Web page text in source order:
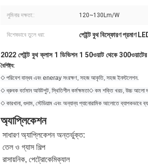
লুমিনার দক্ষতা:: 120~130Lm/W
বিশেষভাবে তুলে ধরা: পেইন্ট বুথ বিস্ফোরণ প্রমাণ
2022 পেইন্ট বুথ ক্লাস 1 ডিভিশন 1 50ওয়াট থেকে
বৈশিষ্ট্য:
◇ পরিবেশ বান্ধব এবং eneray সংরক্ষণ, সহজ আকৃতি, সহজ ইনস্টলেশন.
◇ ধ্রুবক বর্তমান আউটপুট, স্থিতিশীল কর্মক্ষমতা◇ কম শক্তি খরচ, উচ্চ আলো
◇ কারখানা, গুদাম, স্টেডিয়াম এবং অন্যান্য প্যানোরামিক আলোতে ব্যাপকভাবে
অ্যাপ্লিকেশন
সাধারণ অ্যাপ্লিকেশন অন্তর্ভুক্ত:
তেল ও গ্যাস শিল্প
রাসায়নিক, পেট্রোকেমিক্যাল